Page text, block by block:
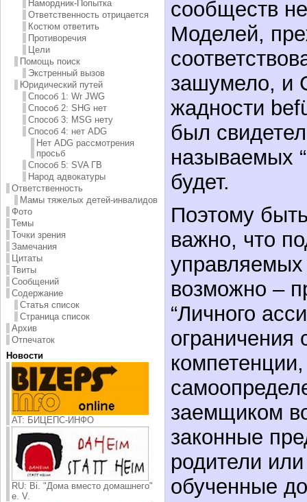
Намордник-Попытка
Ответственность отрицается
Костюм ответить
Противоречия
Цели
Помощь поиск
Экстренный вызов
Юридический путей
Способ 1: Wr JWG
Способ 2: SHG нет
Способ 3: MSG нету
Способ 4: нет ADG
Нет ADG рассмотрения
просьб
Способ 5: SVA ГВ
Народ адвокатуры
Ответственность
Мамы тяжелых детей-инвалидов
Фото
Темы
Точки зрения
Замечания
Цитаты
Твиты
Сообщений
Содержание
Статья список
Страница список
Архив
Отпечаток
Новости
AT: БИЦЕПС-ИНФО
RU: Bi. "Дома вместо домашнего"
e. V.
сообществ
Моделей,
зашумело, и
жадности
был
называемых
будет.
Поэтому
важно, что
управляемых
возможно –
“Личного
ограничения
заемщиком
законные
родители
обученные